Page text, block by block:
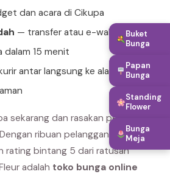
dan acara di Cikupa
— transfer atau e-wallet,
dalam 15 menit
antar langsung ke alamat tujuan
sekarang dan rasakan perbedaan
ribuan pelanggan puas di
rating bintang 5 dari ratusan
adalah toko bunga online
Buket
Bunga
Papan
Bunga
Standing
Flower
Bunga
Meja